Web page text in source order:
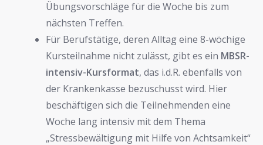
Übungsvorschläge für die Woche bis zum
nächsten Treffen.
Für Berufstätige, deren Alltag eine 8-wöchige
Kursteilnahme nicht zulässt, gibt es ein MBSR-
intensiv-Kursformat, das i.d.R. ebenfalls von
der Krankenkasse bezuschusst wird. Hier
beschäftigen sich die Teilnehmenden eine
Woche lang intensiv mit dem Thema
„Stressbewältigung mit Hilfe von Achtsamkeit“